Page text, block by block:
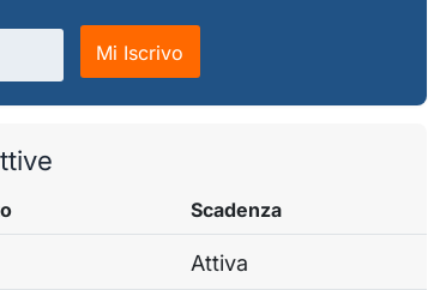
Mi Iscrivo
Scadenza
Attiva